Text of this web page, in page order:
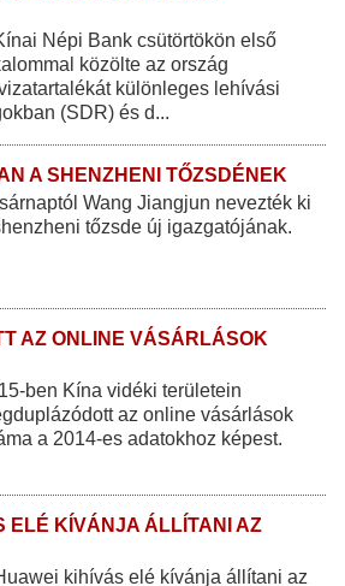
Népi Bank csütörtökön első
közölte az ország
különleges lehívási
(SDR) és d...
A SHENZHENI TŐZSDÉNEK
Wang Jiangjun nevezték ki
tőzsde új igazgatójának.
AZ ONLINE VÁSÁRLÁSOK
ben Kína vidéki területein
az online vásárlások
a 2014-es adatokhoz képest.
ELÉ KÍVÁNJA ÁLLÍTANI AZ
kihívás elé kívánja állítani az